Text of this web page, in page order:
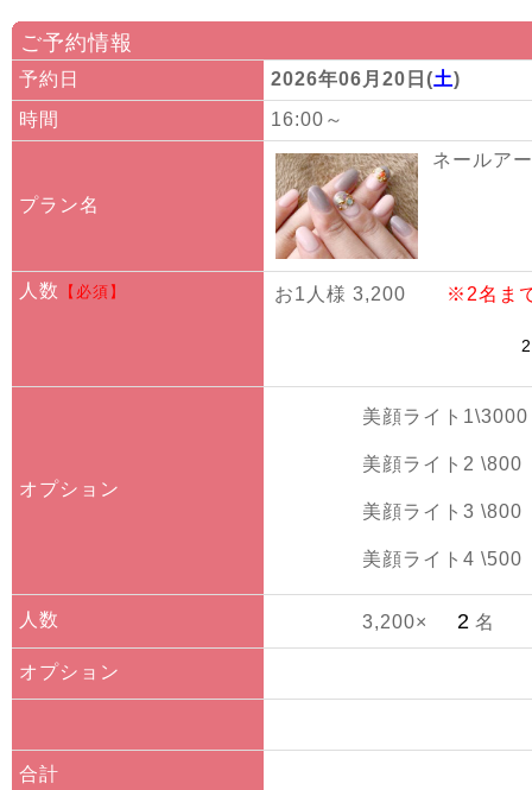
ご予約情報
予約日 2026年06月20日(土)
時間
16:00～
プラン名
ネールア
人数 【必須】 お1人様 3,200 ※2名ま
オプション
美顔ライト1\3000
美顔ライト2 \800
美顔ライト3 \800
美顔ライト4 \500
人数 3,200× 名
オプション
合計